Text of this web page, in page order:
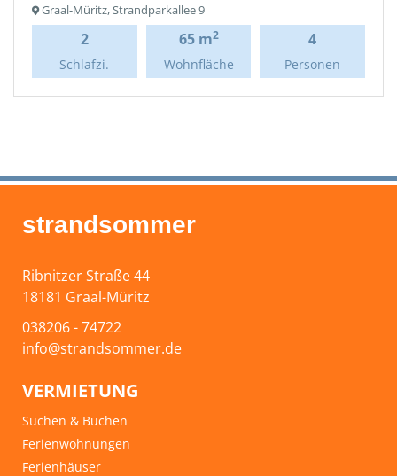
Graal-Müritz, Strandparkallee 9
2
Schlafzi.
65 m2
Wohnfläche
4
Personen
strandsommer
Ribnitzer Straße 44
18181 Graal-Müritz
038206 - 74722
info@strandsommer.de
VERMIETUNG
Suchen & Buchen
Ferienwohnungen
Ferienhäuser